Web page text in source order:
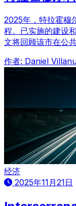
2025年，特拉霍穆
程。已实施的建设
文将回顾该市在公
望其对区域发展的
作者: Daniel
经济
2025年11月21日